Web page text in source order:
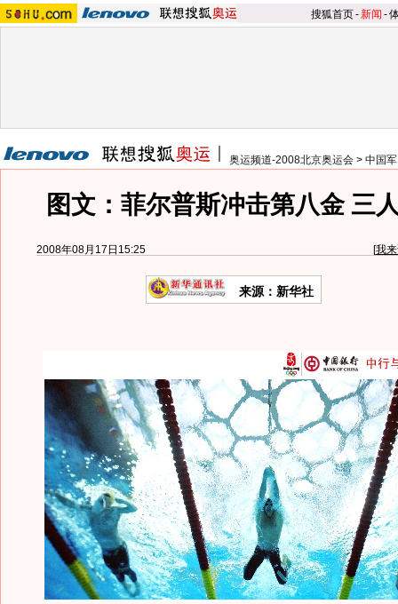
搜狐首页-新闻 -
奥运频道-2008北京奥运会 > 中国
图文：菲尔普斯冲击第八金 三
2008年08月17日15:25 [我
来源：新华社